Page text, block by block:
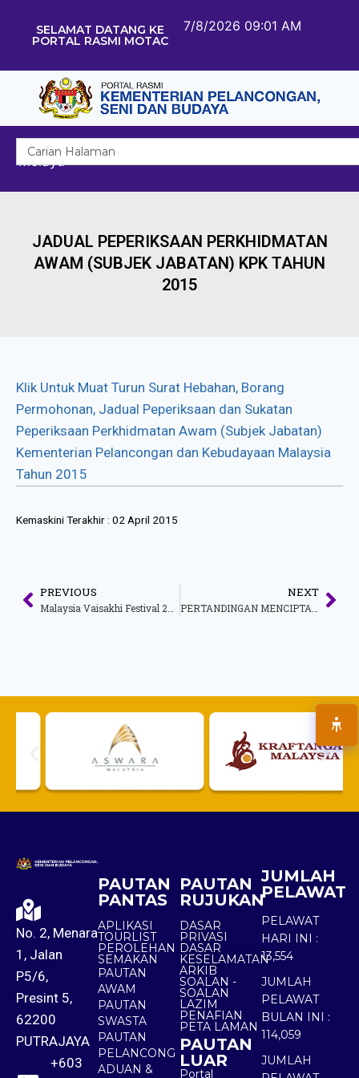
SELAMAT DATANG KE
PORTAL RASMI MOTAC
7/8/2026 09:01 AM
Melayu
JADUAL PEPERIKSAAN PERKHIDMATAN
AWAM (SUBJEK JABATAN) KPK TAHUN
2015
Klik Untuk Muat Turun Surat Hebahan, Borang
Permohonan, Jadual Peperiksaan dan Sukatan
Peperiksaan Perkhidmatan Awam (Subjek Jabatan)
Kementerian Pelancongan dan Kebudayaan Malaysia
Tahun 2015
Kemaskini Terakhir : 02 April 2015
PREVIOUS NEXT
No. 2, Menara
1, Jalan
P5/6,
Presint 5,
62200
PUTRAJAYA
+603
PAUTAN
PANTAS
APLIKASI
TOURLIST
PEROLEHAN
SEMAKAN
PAUTAN
AWAM
PAUTAN
SWASTA
PAUTAN
PELANCONG
ADUAN &
PAUTAN
RUJUKAN
DASAR
PRIVASI
DASAR
KESELAMATAN
ARKIB
SOALAN -
SOALAN
LAZIM
PENAFIAN
PETA LAMAN
PAUTAN
LUAR
Portal
JUMLAH
PELAWAT
PELAWAT
HARI INI :
13,554
JUMLAH
PELAWAT
BULAN INI :
114,059
JUMLAH